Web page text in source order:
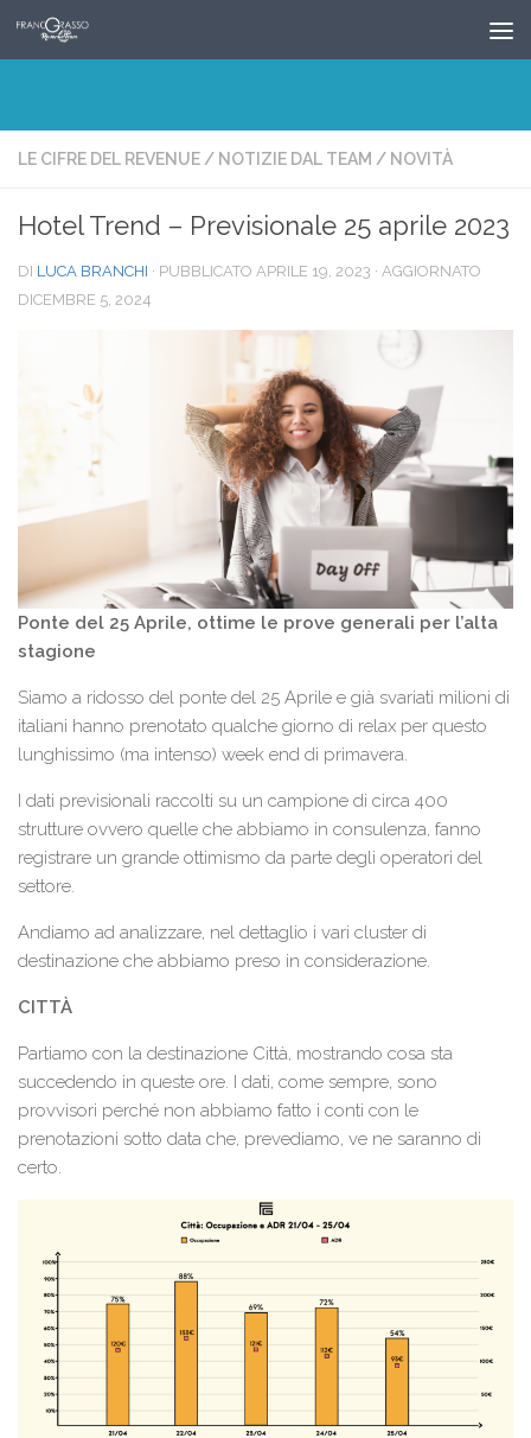
Salta al contenuto
LE CIFRE DEL REVENUE / NOTIZIE DAL TEAM / NOVITÀ
Hotel Trend – Previsionale 25 aprile 2023
DI LUCA BRANCHI · PUBBLICATO APRILE 19, 2023 · AGGIORNATO
DICEMBRE 5, 2024
Ponte del 25 Aprile, ottime le prove generali per l’alta
stagione
Siamo a ridosso del ponte del 25 Aprile e già svariati milioni di
italiani hanno prenotato qualche giorno di relax per questo
lunghissimo (ma intenso) week end di primavera.
I dati previsionali raccolti su un campione di circa 400
strutture ovvero quelle che abbiamo in consulenza, fanno
registrare un grande ottimismo da parte degli operatori del
settore.
Andiamo ad analizzare, nel dettaglio i vari cluster di
destinazione che abbiamo preso in considerazione.
CITTÀ
Partiamo con la destinazione Città, mostrando cosa sta
succedendo in queste ore. I dati, come sempre, sono
provvisori perché non abbiamo fatto i conti con le
prenotazioni sotto data che, prevediamo, ve ne saranno di
certo.